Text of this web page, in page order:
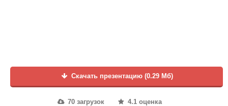
Скачать презентацию (0.29 Мб)
70 загрузок 4.1 оценка